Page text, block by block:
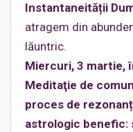
Instantaneității
atragem din
lăuntric.
Miercuri, 3 martie,
Meditaţie de
proces de
astrologic benefic: